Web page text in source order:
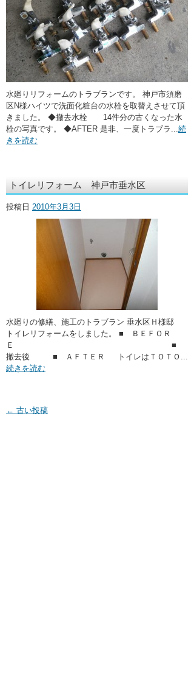
水廻りリフォームのトラブランです。 神戸市須磨
区N様ハイツで洗面化粧台の水栓を取替えさせて頂
きました。 ◆撤去水栓 14件分の古くなった水
栓の写真です。 ◆AFTER 是非、一度トラブラ...続
きを読む
トイレリフォーム 神戸市垂水区
投稿日 2010年3月3日
水廻りの修繕、施工のトラブラン 垂水区Ｈ様邸
トイレリフォームをしました。 ■ ＢＥＦＯＲ
Ｅ ■
撤去後 ■ ＡＦＴＥＲ トイレはＴＯＴＯ...
続きを読む
← 古い投稿